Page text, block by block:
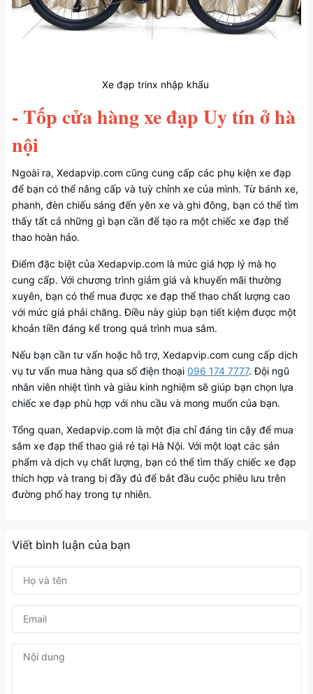
Xe đạp trinx nhập khẩu
- Tốp cửa hàng xe đạp Uy tín ở hà
nội
Ngoài ra, Xedapvip.com cũng cung cấp các phụ kiện xe đạp
để bạn có thể nâng cấp và tuỳ chỉnh xe của mình. Từ bánh xe,
phanh, đèn chiếu sáng đến yên xe và ghi đông, bạn có thể tìm
thấy tất cả những gì bạn cần để tạo ra một chiếc xe đạp thể
thao hoàn hảo.
Điểm đặc biệt của Xedapvip.com là mức giá hợp lý mà họ
cung cấp. Với chương trình giảm giá và khuyến mãi thường
xuyên, bạn có thể mua được xe đạp thể thao chất lượng cao
với mức giá phải chăng. Điều này giúp bạn tiết kiệm được một
khoản tiền đáng kể trong quá trình mua sắm.
Nếu bạn cần tư vấn hoặc hỗ trợ, Xedapvip.com cung cấp dịch
vụ tư vấn mua hàng qua số điện thoại 096 174 7777. Đội ngũ
nhân viên nhiệt tình và giàu kinh nghiệm sẽ giúp bạn chọn lựa
chiếc xe đạp phù hợp với nhu cầu và mong muốn của bạn.
Tổng quan, Xedapvip.com là một địa chỉ đáng tin cậy để mua
sắm xe đạp thể thao giá rẻ tại Hà Nội. Với một loạt các sản
phẩm và dịch vụ chất lượng, bạn có thể tìm thấy chiếc xe đạp
thích hợp và trang bị đầy đủ để bắt đầu cuộc phiêu lưu trên
đường phố hay trong tự nhiên.
Viết bình luận của bạn